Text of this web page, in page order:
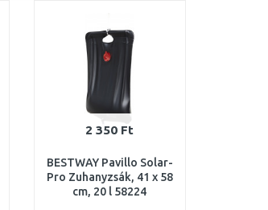
2 350 Ft
BESTWAY Pavillo Solar-
Pro Zuhanyzsák, 41 x 58
cm, 20 l 58224